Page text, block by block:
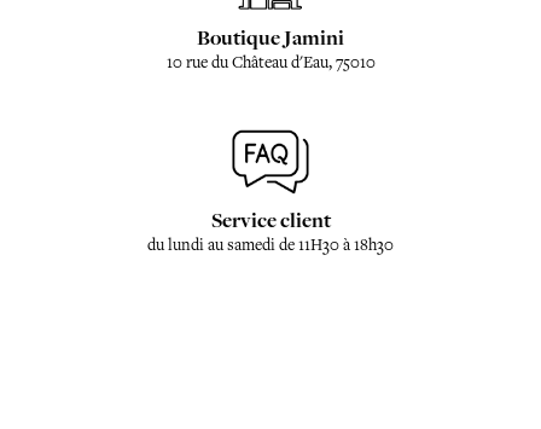
Boutique Jamini
10 rue du Château d'Eau, 75010
Service client
du lundi au samedi de 11H30 à 18h30